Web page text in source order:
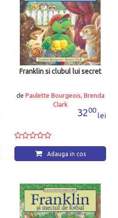
Franklin si clubul lui secret
de Paulette Bourgeois, Brenda
Clark
3200
lei
Adauga in cos